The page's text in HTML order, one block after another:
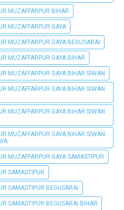
MUZAFFARPUR BIHAR
MUZAFFARPUR GAYA
MUZAFFARPUR GAYA BEGUSARAI
MUZAFFARPUR GAYA BIHAR
MUZAFFARPUR GAYA BIHAR SIWAN
MUZAFFARPUR GAYA BIHAR SIWAN
MUZAFFARPUR GAYA BIHAR SIWAN
MUZAFFARPUR GAYA BIHAR SIWAN
MUZAFFARPUR GAYA SAMASTIPUR
SAMASTIPUR
SAMASTIPUR BEGUSARAI
SAMASTIPUR BEGUSARAI BIHAR